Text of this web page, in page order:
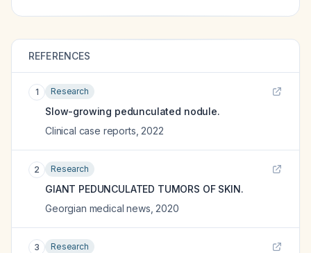
REFERENCES
1 Research
Slow-growing pedunculated nodule.
Clinical case reports 2022
2 Research
GIANT PEDUNCULATED TUMORS OF SKIN.
Georgian medical news 2020
3 Research